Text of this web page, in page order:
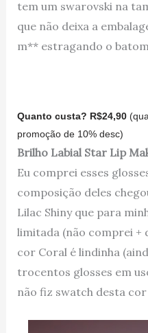
tem um swarovski na
que não deixa a
m** estragando o
Quanto custa? R$24,90
promoção de 10% desc)
Brilho Labial Star Lip
Eu comprei esses
composição deles
Lilac Shiny que para
limitada (não comprei +
cor Coral é lindinha
trocentos glosses em
não fiz swatch desta cor